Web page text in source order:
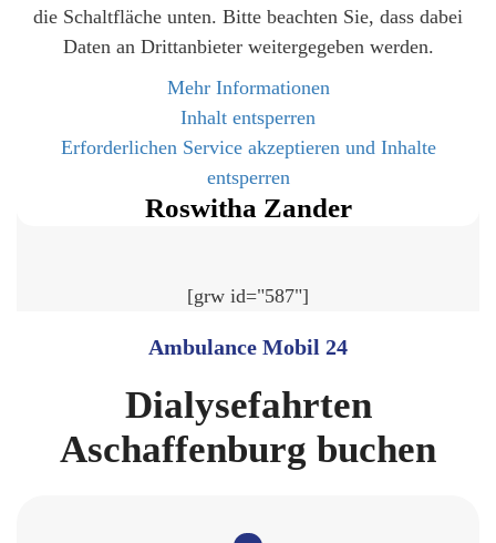
die Schaltfläche unten. Bitte beachten Sie, dass dabei
Daten an Drittanbieter weitergegeben werden.
Mehr Informationen
Inhalt entsperren
Erforderlichen Service akzeptieren und Inhalte
entsperren
Roswitha Zander
[grw id="587"]
Ambulance Mobil 24
Dialysefahrten
Aschaffenburg buchen